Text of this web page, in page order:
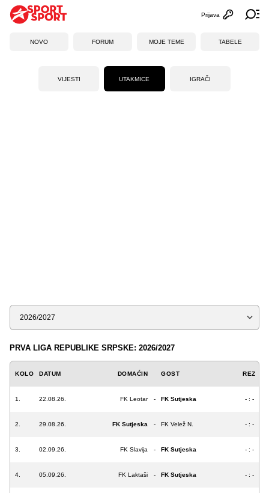
Otvori
Prijava
NOVO FORUM MOJE TEME TABELE
VIJESTI UTAKMICE IGRAČI
Sezona
PRVA LIGA REPUBLIKE SRPSKE: 2026/2027
KOLO DATUM DOMAĆIN GOST REZ
1. 22.08.26. FK Leotar - FK Sutjeska - : -
2. 29.08.26. FK Sutjeska - FK Velež N. - : -
3. 02.09.26. FK Slavija - FK Sutjeska - : -
4. 05.09.26. FK Laktaši - FK Sutjeska - : -